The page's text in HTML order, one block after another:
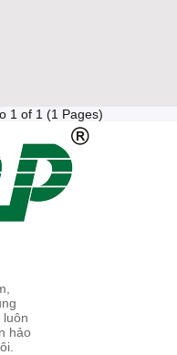
1 of 1 (1 Pages)
hảo